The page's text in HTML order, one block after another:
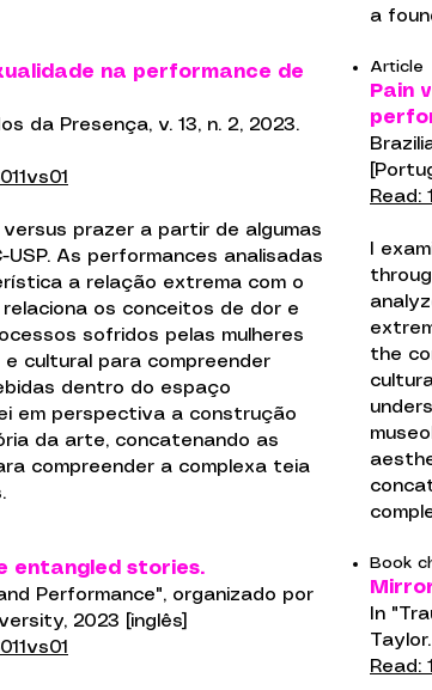
na performance de
da Presença, v. 13, n. 2, 2023.
prazer a partir de algumas
As performances analisadas
a relação extrema com o
os conceitos de dor e
sofridos pelas mulheres
cultural para compreender
dentro do espaço
em perspectiva a construção
da arte, concatenando as
compreender a complexa teia
entangled stories.
Performance", organizado por
2023 [inglês]
a
Article
Pain
Read:
I
the
Book
In
Read: